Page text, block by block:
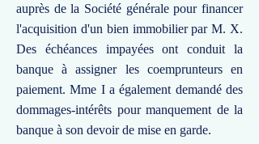
auprès de la Société générale pour financer
l'acquisition d'un bien immobilier par M. X.
Des échéances impayées ont conduit la
banque à assigner les coemprunteurs en
paiement. Mme I a également demandé des
dommages-intérêts pour manquement de la
banque à son devoir de mise en garde.